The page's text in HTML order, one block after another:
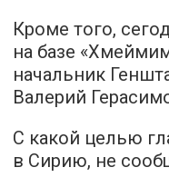
Кроме того,
на базе
начальник
Валерий
С какой целью
в Сирию, не